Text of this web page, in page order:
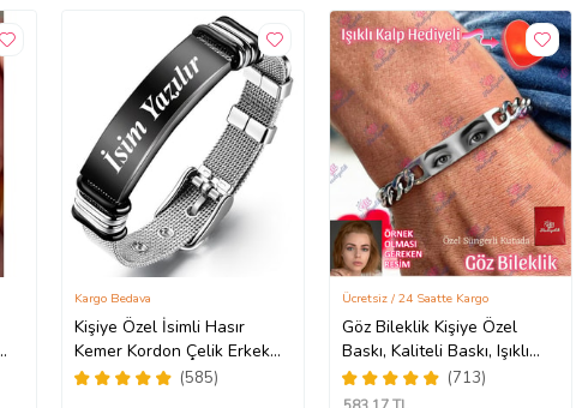
Kişiye Özel İsimli Hasır
Kemer Kordon Çelik Erkek
Bileklik scb13s (Siyah-Gri)
(585)
Kargo Bedava
Göz Bileklik Kişiye Özel
Baskı, Kaliteli Baskı, Işıklı
Kalp Hediyeli, Çeliktir,
Paslanmaz, Kararmaz
(713)
Ücretsiz / 24 Saatte Kargo